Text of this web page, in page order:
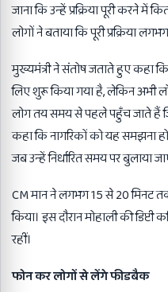
जाना कि उन्हें प्रक्रिया पूरी करने
लोगों ने बताया कि पूरी प्रक्रिया
मुख्यमंत्री ने संतोष जताते हुए कहा
लिए शुरू किया गया है, लेकिन अभी
लोग तय समय से पहले पहुँच जाते हैं
कहा कि नागरिकों को यह समझना
जब उन्हें निर्धारित समय पर बुलाया
CM मान ने लगभग 15 से 20 मिनट
किया। इस दौरान मोहाली की
रहीं।
फोन कर लोगों से लेंगे फीडबैक